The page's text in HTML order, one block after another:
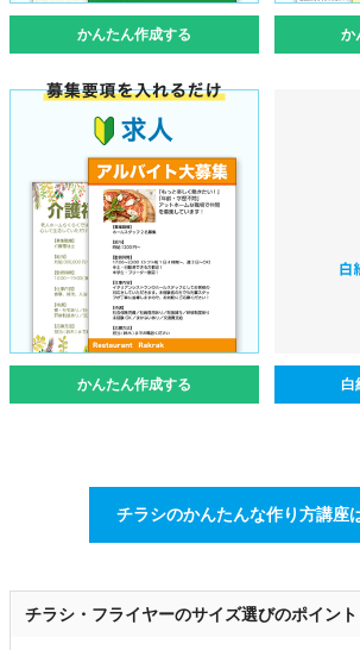
かんたん作成する か
かんたん作成する 白
チラシのかんたんな作り方講座
チラシ・フライヤーのサイズ選びのポイント